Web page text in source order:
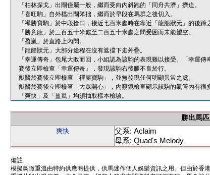
「柏林探戈」出閘僅屬一般，繼而受向內斜跑的「同舟共濟」擠迫。
「喜旺駒」自外檔出閘笨拙，繼而於早段在馬群之後切入。
「禪勝寶駒」於中段搶口，接近七百米處時在靠近「龍船狀元」的後蹄
「勝意龍」於三百五十米處至二百五十米處之間受困而未能望空。
「盈嵐」於直路上內閃。
「龍船狀元」大部分途程在沒有遮擋下走外疊。
「幸運傳奇」包尾大敗而回，小組認為該駒的表現難以接受。「幸運
賽後立即檢查「幸運傳奇」，發現該駒右後腿不良於行。
獸醫於賽後立即檢查「禪勝寶駒」，並無發現任何明顯異常之處。
獸醫於賽後立即檢查「大眾開心」，內窺鏡檢查顯示該駒的氣管內有很
「爽快」及「盈嵐」均須抽取樣本檢驗。
勝出馬
爽快
父系: Aclaim
母系: Quad's Melody
備註
模擬鳥瞰重溫由特約供應商提供，供馬迷作個人娛樂資訊之用。但由於